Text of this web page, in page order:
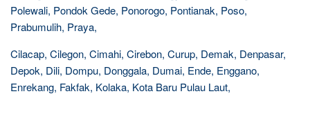
Polewali, Pondok Gede, Ponorogo, Pontianak, Poso,
Prabumulih, Praya,
Cilacap, Cilegon, Cimahi, Cirebon, Curup, Demak, Denpasar,
Depok, Dili, Dompu, Donggala, Dumai, Ende, Enggano,
Enrekang, Fakfak, Kolaka, Kota Baru Pulau Laut,